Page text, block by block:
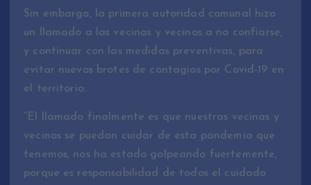
Sin embargo, la primera autoridad comunal hizo
un llamado a las vecinas y vecinos a no confiarse,
y continuar con las medidas preventivas, para
evitar nuevos brotes de contagios por Covid-19 en
el territorio.
“El llamado finalmente es que nuestras vecinas y
vecinos se puedan cuidar de esta pandemia que
tenemos, nos ha estado golpeando fuertemente,
porque es responsabilidad de todos el cuidado